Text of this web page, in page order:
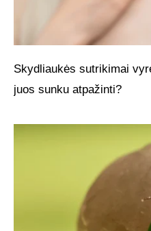
Skydliaukės sutrikimai
juos sunku atpažinti?